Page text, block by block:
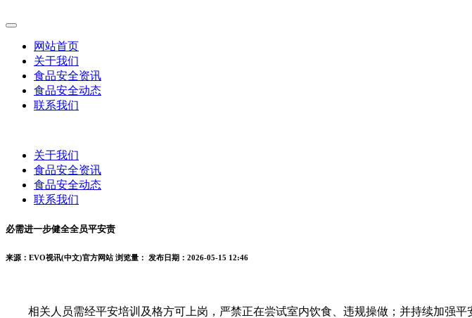
网站首页
关于我们
食品安全资讯
食品安全动态
联系我们
关于我们
食品安全资讯
食品安全动态
联系我们
必需进一步健全全员平安责
来源：EVO视讯(中文)官方网站 浏览量： 发布日期：2026-05-15 12:46
相关人员需经平安培训及格方可上岗，严禁正在尝试室内饮食、违规操做；并持续加强平